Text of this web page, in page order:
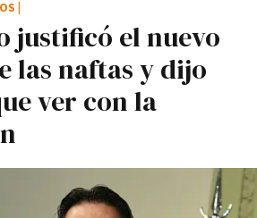
justificó el nuevo
las naftas y dijo
ver con la